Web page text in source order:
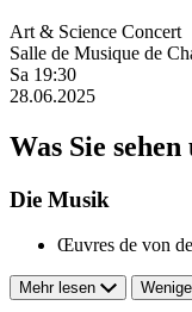
Art & Science Concert
Salle de Musique de
Sa 19:30
28.06.2025
Was Sie
Die Musik
Œuvres de von
Mehr lesen